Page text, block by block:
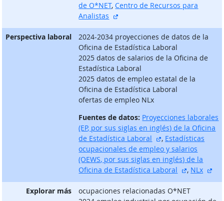
de O*NET,Centro de Recursos para
Analistas
Perspectiva laboral
2024-2034 proyecciones de datos de la
Oficina de Estadística Laboral
2025 datos de salarios de la Oficina de
Estadística Laboral
2025 datos de empleo estatal de la
Oficina de Estadística Laboral
ofertas de empleo NLx
Fuentes de datos: Proyecciones laborales
(EP, por sus siglas en inglés) de la Oficina
de Estadística Laboral
sitio externo
, Estadísticas
ocupacionales de empleo y salarios
(OEWS, por sus siglas en inglés) de la
Oficina de Estadística Laboral
sitio
, NLx
Explorar más
ocupaciones relacionadas O*NET